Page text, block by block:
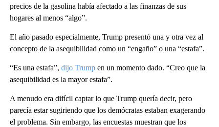
precios de la gasolina había afectado a las finanzas de sus
hogares al menos “algo”.
El año pasado especialmente, Trump presentó una y otra vez al
concepto de la asequibilidad como un “engaño” o una “estafa”.
“Es una estafa”, dijo Trump en un momento dado. “Creo que la
asequibilidad es la mayor estafa”.
A menudo era difícil captar lo que Trump quería decir, pero
parecía estar sugiriendo que los demócratas estaban exagerando
el problema. Sin embargo, las encuestas muestran que los